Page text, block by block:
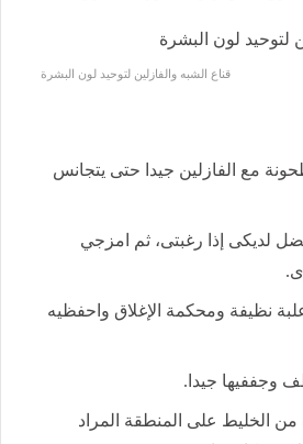
قناع الشبه والفازلين لتوحيد لون البشرة
مع الفازلين جيدا حتى يتجانس
لديكى إذا رغبتى، ثم امزجي
نظيفة ومحكمة الإغلاق واحفظيه
وجففيها جيدا.
الخليط على المنطقة المراد